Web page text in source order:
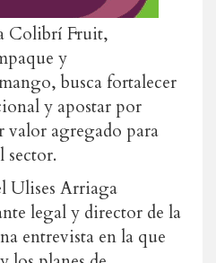
Colibrí Fruit,
y
busca fortalecer
y apostar por
valor agregado para
sector.
Ulises Arriaga
legal y director de la
entrevista en la que